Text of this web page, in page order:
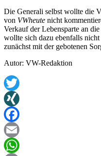
Die Generali selbst wollte die
von VWheute nicht
Verkauf der Lebensparte an
wollte sich dazu ebenfalls
zunächst mit der gebotenen
Autor: VW-Redaktion
Twitter
XING
Facebook
Email